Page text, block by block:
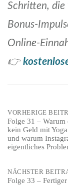
Schritten,
Bonus-
Online-
👉
Post
navigation
VORHERIGE
Folge 31 – Warum
kein Geld mit
und warum
eigentliches
NÄCHSTER
Folge 33 –